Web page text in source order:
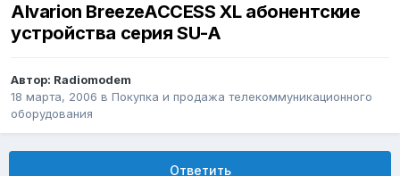
Alvarion BreezeACCESS XL абонентские
устройства серия SU-A
Автор: Radiomodem
18 марта, 2006 в Покупка и продажа телекоммуникационного
оборудования
Ответить